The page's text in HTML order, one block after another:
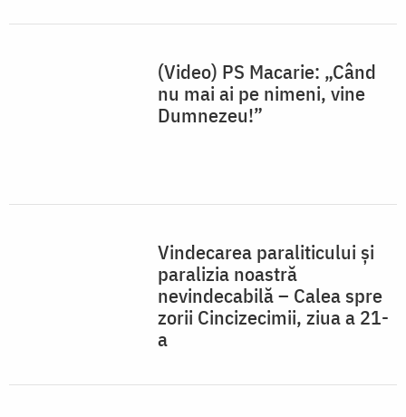
(Video) PS Macarie: „Când
nu mai ai pe nimeni, vine
Dumnezeu!”
Vindecarea paraliticului și
paralizia noastră
nevindecabilă – Calea spre
zorii Cincizecimii, ziua a 21-
a